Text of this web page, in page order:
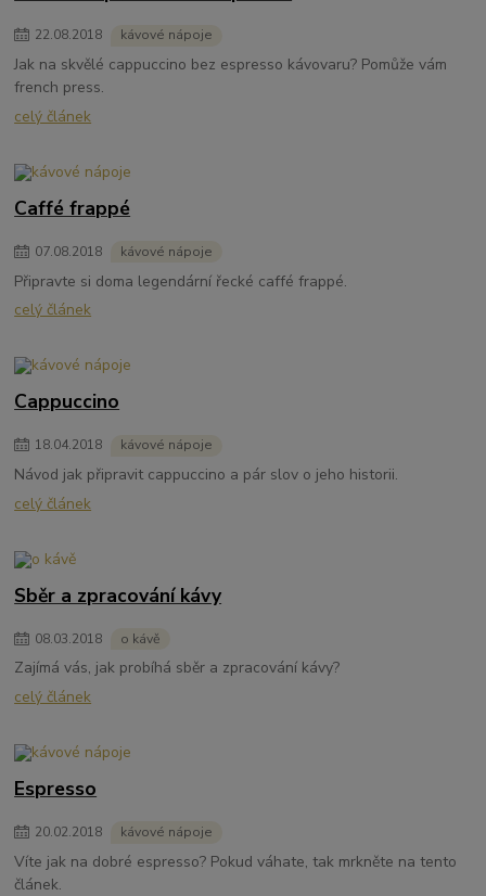
22.08.2018 kávové nápoje
Jak na skvělé cappuccino bez espresso kávovaru? Pomůže vám
french press.
celý článek
Caffé frappé
07.08.2018 kávové nápoje
Připravte si doma legendární řecké caffé frappé.
celý článek
Cappuccino
18.04.2018 kávové nápoje
Návod jak připravit cappuccino a pár slov o jeho historii.
celý článek
Sběr a zpracování kávy
08.03.2018 o kávě
Zajímá vás, jak probíhá sběr a zpracování kávy?
celý článek
Espresso
20.02.2018 kávové nápoje
Víte jak na dobré espresso? Pokud váhate, tak mrkněte na tento
článek.